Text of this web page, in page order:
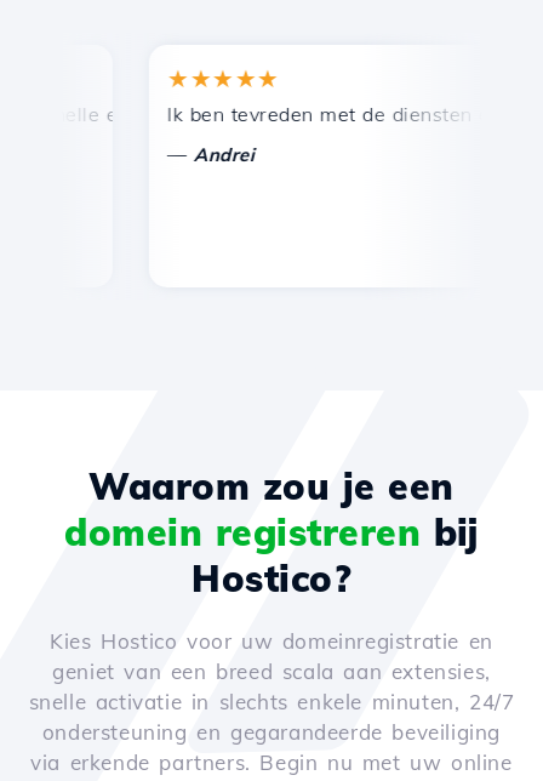
en efficiënte technische ondersteuning.
★★★★★
Ik ben tevreden met de diensten die door
Andrei
Waarom zou je een
domein registreren bij
Hostico?
Kies Hostico voor uw domeinregistratie en
geniet van een breed scala aan extensies,
snelle activatie in slechts enkele minuten, 24/7
ondersteuning en gegarandeerde beveiliging
via erkende partners. Begin nu met uw online